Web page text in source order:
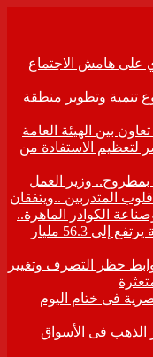
على هامش الاجتماع
تنمية وتطوير منطقة
بين الهيئة العامة
لتعظيم الاستفادة من
من قلب مركز تدريب مهني الكيلو 7 بمطروح.. وزير العمل
المتدربين ..ويتفقان
الكوادر الماهرة..
المركزي: صافي الاحتياطيات الدولية يرتفع إلى 56.3 مليار
حظر التصرف وتغيير
فى ختام اليوم
أسعار الذهب فى الأسواق